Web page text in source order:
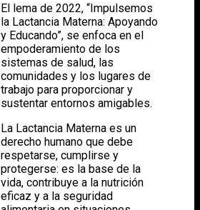
El lema de 2022, “Impulsemos
la Lactancia Materna: Apoyando
y Educando”, se enfoca en el
empoderamiento de los
sistemas de salud, las
comunidades y los lugares de
trabajo para proporcionar y
sustentar entornos amigables.
La Lactancia Materna es un
derecho humano que debe
respetarse, cumplirse y
protegerse: es la base de la
vida, contribuye a la nutrición
eficaz y a la seguridad